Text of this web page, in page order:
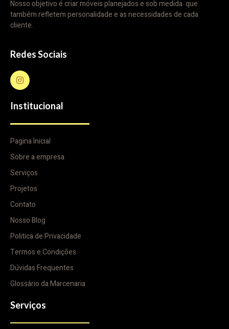
Nosso objetivo é criar móveis planejados e sob medida que
também refletem personalidade e as necessidades de cada
cliente.
Redes Sociais
Institucional
Pagina Inicial
Sobre a empresa
Serviços
Projetos
Contato
Nosso Blog
Politica de Privacidade
Termos e Condições
Dúvidas Frequentes
Glossário da Marcenaria
Serviços